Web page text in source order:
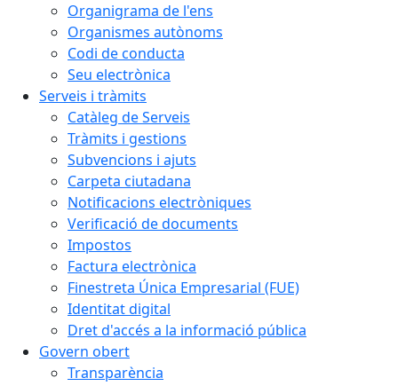
Organigrama de l'ens
Organismes autònoms
Codi de conducta
Seu electrònica
Serveis i tràmits
Catàleg de Serveis
Tràmits i gestions
Subvencions i ajuts
Carpeta ciutadana
Notificacions electròniques
Verificació de documents
Impostos
Factura electrònica
Finestreta Única Empresarial (FUE)
Identitat digital
Dret d'accés a la informació pública
Govern obert
Transparència